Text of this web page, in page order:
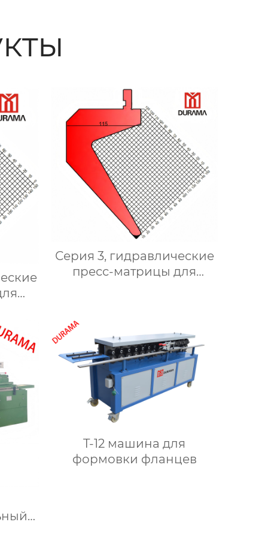
Серия 3, гидравлические
пресс-матрицы для
для сгибания листового
металла
T-12 машина для
формовки фланцев